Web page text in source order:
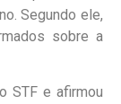
Segundo ele,
sobre a
STF e afirmou